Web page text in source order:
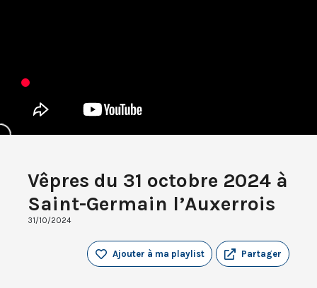
Vêpres du 31 octobre 2024 à
Saint-Germain l’Auxerrois
31/10/2024
Partager
Ajouter à ma playlist